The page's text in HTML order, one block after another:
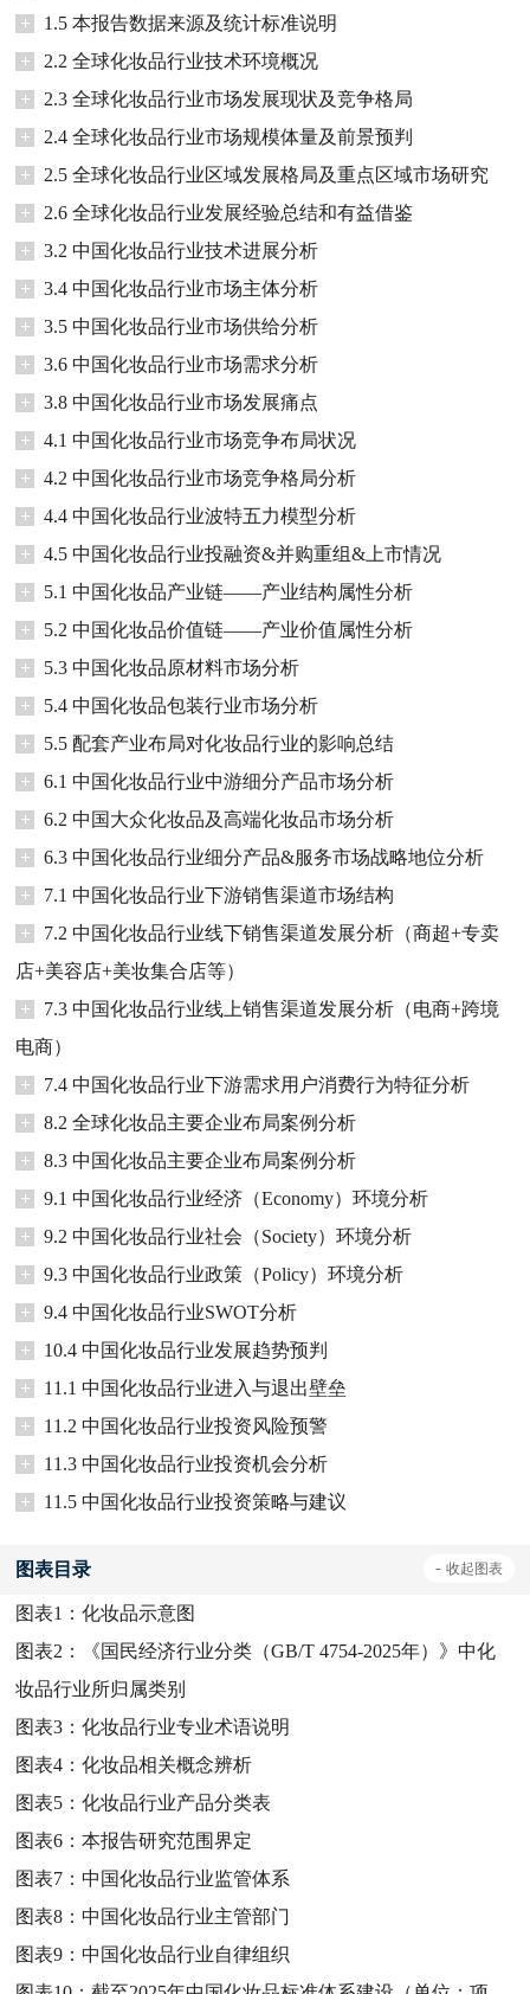
+
1.5 本报告数据来源及统计标准说明
+
2.2 全球化妆品行业技术环境概况
+
2.3 全球化妆品行业市场发展现状及竞争格局
+
2.4 全球化妆品行业市场规模体量及前景预判
+
2.5 全球化妆品行业区域发展格局及重点区域市场研究
+
2.6 全球化妆品行业发展经验总结和有益借鉴
+
3.2 中国化妆品行业技术进展分析
+
3.4 中国化妆品行业市场主体分析
+
3.5 中国化妆品行业市场供给分析
+
3.6 中国化妆品行业市场需求分析
+
3.8 中国化妆品行业市场发展痛点
+
4.1 中国化妆品行业市场竞争布局状况
+
4.2 中国化妆品行业市场竞争格局分析
+
4.4 中国化妆品行业波特五力模型分析
+
4.5 中国化妆品行业投融资&并购重组&上市情况
+
5.1 中国化妆品产业链——产业结构属性分析
+
5.2 中国化妆品价值链——产业价值属性分析
+
5.3 中国化妆品原材料市场分析
+
5.4 中国化妆品包装行业市场分析
+
5.5 配套产业布局对化妆品行业的影响总结
+
6.1 中国化妆品行业中游细分产品市场分析
+
6.2 中国大众化妆品及高端化妆品市场分析
+
6.3 中国化妆品行业细分产品&服务市场战略地位分析
+
7.1 中国化妆品行业下游销售渠道市场结构
+
7.2 中国化妆品行业线下销售渠道发展分析（商超+专卖
店+美容店+美妆集合店等）
+
7.3 中国化妆品行业线上销售渠道发展分析（电商+跨境
电商）
+
7.4 中国化妆品行业下游需求用户消费行为特征分析
+
8.2 全球化妆品主要企业布局案例分析
+
8.3 中国化妆品主要企业布局案例分析
+
9.1 中国化妆品行业经济（Economy）环境分析
+
9.2 中国化妆品行业社会（Society）环境分析
+
9.3 中国化妆品行业政策（Policy）环境分析
+
9.4 中国化妆品行业SWOT分析
+
10.4 中国化妆品行业发展趋势预判
+
11.1 中国化妆品行业进入与退出壁垒
+
11.2 中国化妆品行业投资风险预警
+
11.3 中国化妆品行业投资机会分析
+
11.5 中国化妆品行业投资策略与建议
图表目录 - 收起图表
图表1：化妆品示意图
图表2：
《国民经济行业分类（GB/T 4754-2025年）》中化
妆品行业所归属类别
图表3：化妆品行业专业术语说明
图表4：化妆品相关概念辨析
图表5：化妆品行业产品分类表
图表6：本报告研究范围界定
图表7：中国化妆品行业监管体系
图表8：中国化妆品行业主管部门
图表9：中国化妆品行业自律组织